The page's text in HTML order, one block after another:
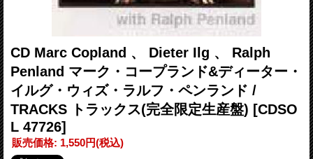
CD Marc Copland 、 Dieter Ilg 、 Ralph
Penland マーク・コープランド&ディーター・
イルグ・ウィズ・ラルフ・ペンランド /
TRACKS トラックス(完全限定生産盤) [CDSO
L 47726]
販売価格: 1,550円(税込)